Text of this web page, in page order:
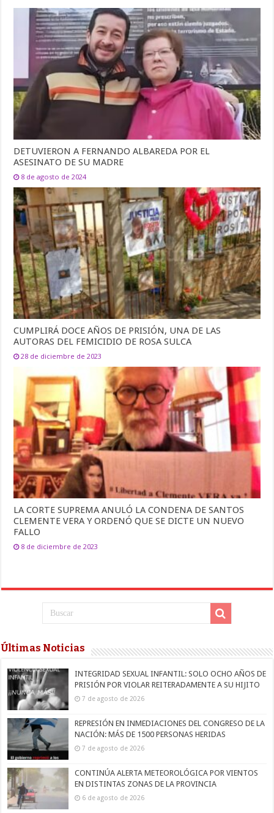
DETUVIERON A FERNANDO ALBAREDA POR EL
ASESINATO DE SU MADRE
8 de agosto de 2024
CUMPLIRÁ DOCE AÑOS DE PRISIÓN, UNA DE LAS
AUTORAS DEL FEMICIDIO DE ROSA SULCA
28 de diciembre de 2023
LA CORTE SUPREMA ANULÓ LA CONDENA DE SANTOS
CLEMENTE VERA Y ORDENÓ QUE SE DICTE UN NUEVO
FALLO
8 de diciembre de 2023
Últimas Noticias
INTEGRIDAD SEXUAL INFANTIL: SOLO OCHO AÑOS DE
PRISIÓN POR VIOLAR REITERADAMENTE A SU HIJITO
7 de agosto de 2026
REPRESIÓN EN INMEDIACIONES DEL CONGRESO DE LA
NACIÓN: MÁS DE 1500 PERSONAS HERIDAS
7 de agosto de 2026
CONTINÚA ALERTA METEOROLÓGICA POR VIENTOS
EN DISTINTAS ZONAS DE LA PROVINCIA
6 de agosto de 2026